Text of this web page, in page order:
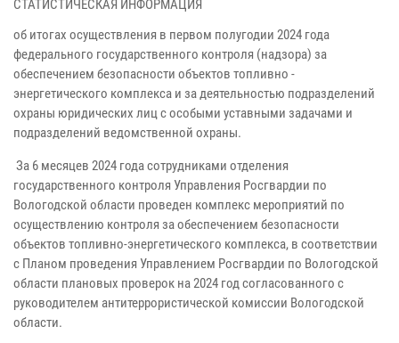
СТАТИСТИЧЕСКАЯ ИНФОРМАЦИЯ
об итогах осуществления в первом полугодии 2024 года
федерального государственного контроля (надзора) за
обеспечением безопасности объектов топливно -
энергетического комплекса и за деятельностью подразделений
охраны юридических лиц с особыми уставными задачами и
подразделений ведомственной охраны.
За 6 месяцев 2024 года сотрудниками отделения
государственного контроля Управления Росгвардии по
Вологодской области проведен комплекс мероприятий по
осуществлению контроля за обеспечением безопасности
объектов топливно-энергетического комплекса, в соответствии
с Планом проведения Управлением Росгвардии по Вологодской
области плановых проверок на 2024 год согласованного с
руководителем антитеррористической комиссии Вологодской
области.